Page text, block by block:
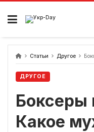
перейти
содержанию
Статьи Другое
ДРУГОЕ
Боксеры
Какое